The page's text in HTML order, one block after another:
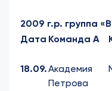
2009 г.р. группа
Дата Команда А
18.09.Академия
Петрова